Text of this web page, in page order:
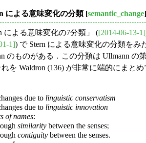
による意味変化の分類[semantic_change
による意味変化の7分類」 ([2014-06-13-1]
1]) で Stern による意味変化の分類を
のものがある．この分類は Ullmann の
を Waldron (136) が非常に端的にまと
due to linguistic conservatism
due to linguistic innovation
of names:
similarity between the senses;
contiguity between the senses.